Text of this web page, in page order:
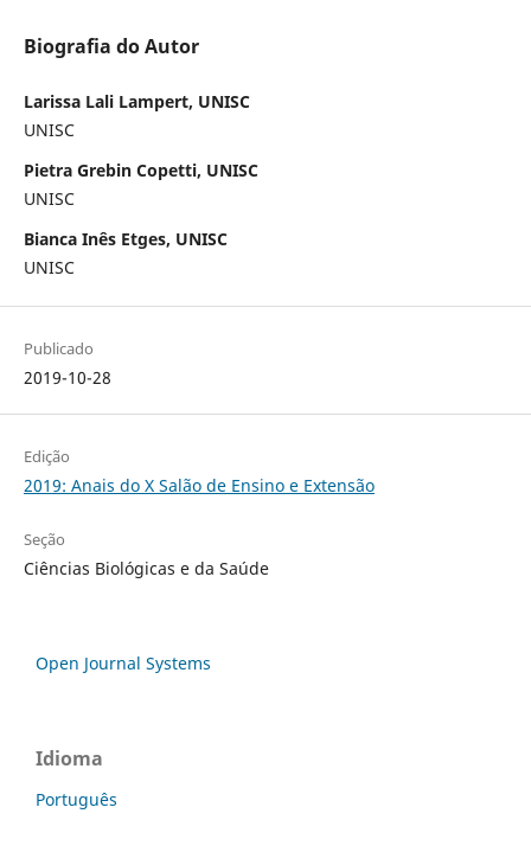
Biografia do Autor
Larissa Lali Lampert, UNISC
UNISC
Pietra Grebin Copetti, UNISC
UNISC
Bianca Inês Etges, UNISC
UNISC
Publicado
2019-10-28
Edição
2019: Anais do X Salão de Ensino e Extensão
Seção
Ciências Biológicas e da Saúde
Open Journal Systems
Idioma
Português